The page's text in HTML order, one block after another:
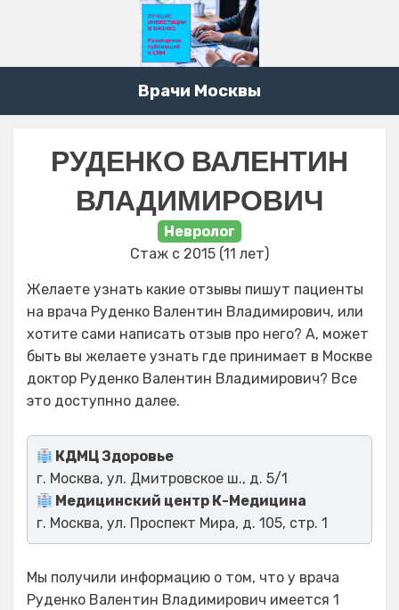
Врачи Москвы
РУДЕНКО ВАЛЕНТИН
ВЛАДИМИРОВИЧ
Невролог
Стаж с 2015 (11 лет)
Желаете узнать какие отзывы пишут пациенты
на врача Руденко Валентин Владимирович, или
хотите сами написать отзыв про него? А, может
быть вы желаете узнать где принимает в Москве
доктор Руденко Валентин Владимирович? Все
это доступнно далее.
КДМЦ Здоровье
г. Москва, ул. Дмитровское ш., д. 5/1
Медицинский центр К-Медицина
г. Москва, ул. Проспект Мира, д. 105, стр. 1
Мы получили информацию о том, что у врача
Руденко Валентин Владимирович имеется 1